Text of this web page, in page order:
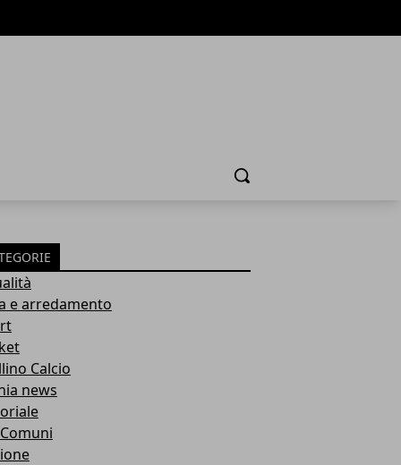
Cerca
e arredamento
Calcio
news